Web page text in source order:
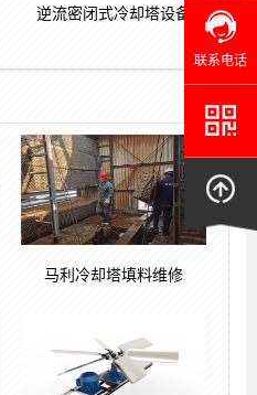
逆流密闭式冷却塔设备
马利冷却塔填料维修
联系电话